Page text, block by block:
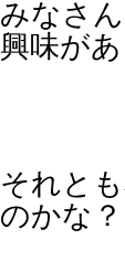
みなさ
興味が
それと
のかな？